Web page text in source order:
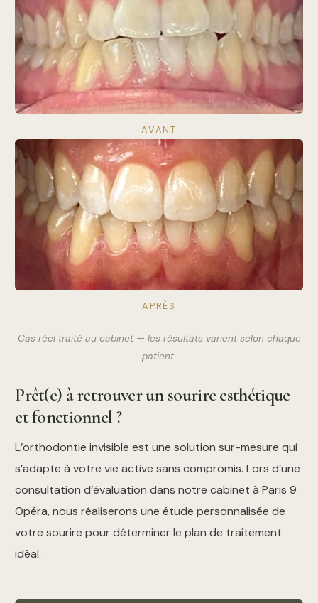
AVANT
APRÈS
Cas réel traité au cabinet — les résultats varient selon chaque
patient.
Prêt(e) à retrouver un sourire esthétique
et fonctionnel ?
L’orthodontie invisible est une solution sur-mesure qui
s’adapte à votre vie active sans compromis. Lors d’une
consultation d’évaluation dans notre cabinet à Paris 9
Opéra, nous réaliserons une étude personnalisée de
votre sourire pour déterminer le plan de traitement
idéal.